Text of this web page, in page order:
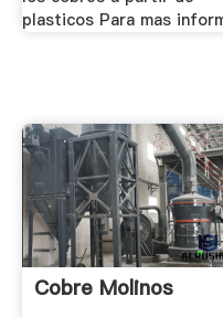
plasticos Para mas
Cobre Molinos